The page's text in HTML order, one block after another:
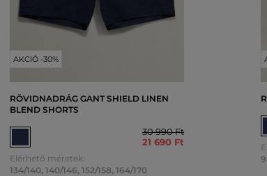
AKCIÓ -30%
RÖVIDNADRÁG GANT SHIELD LINEN
BLEND SHORTS
30 990 Ft
21 690 Ft
Elérhető méretek:
134/140, 140/146, 152/158, 164/170